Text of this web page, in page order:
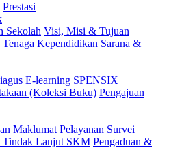
Prestasi
Sekolah Visi, Misi & Tujuan
Tenaga Kependidikan Sarana &
E-learning SPENSIX
(Koleksi Buku) Pengajuan
Maklumat Pelayanan Survei
Lanjut SKM Pengaduan &